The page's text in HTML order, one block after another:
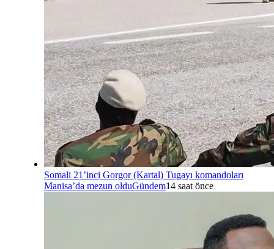
Somali 21’inci Gorgor (Kartal) Tugayı komandoları
Manisa’da mezun olduGündem14 saat önce